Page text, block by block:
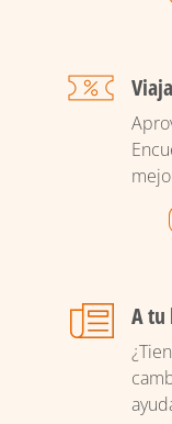
A tu